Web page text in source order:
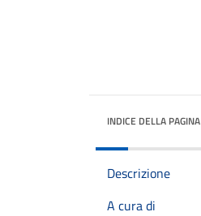
INDICE DELLA PAGINA
Descrizione
A cura di